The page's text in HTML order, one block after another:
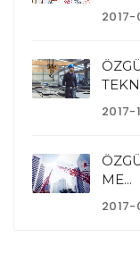
ME...